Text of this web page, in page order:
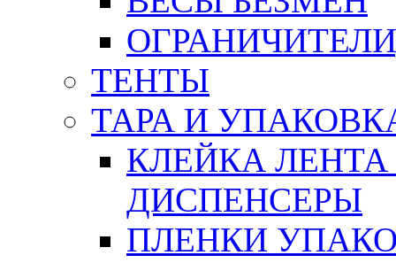
ТЕНТЫ
ТАРА И
КЛЕЙКА
ДИСПЕНСЕРЫ
ПЛЕНКИ